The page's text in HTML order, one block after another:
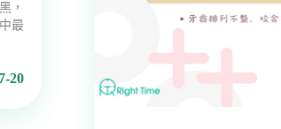
，
最
20